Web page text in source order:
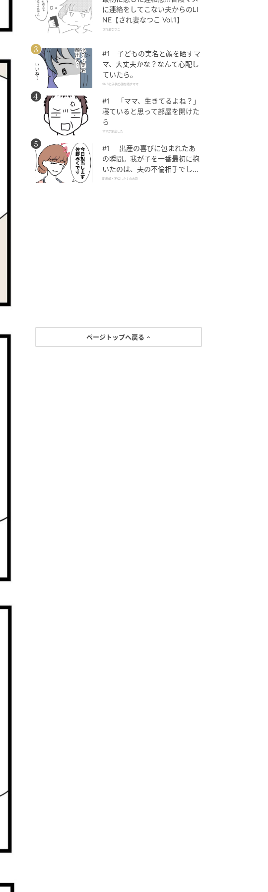
に連絡をしてこない夫からのLI
NE【され妻なつこ Vol.1】
され妻なつこ
#1 子どもの実名と顔を晒すマ
マ、大丈夫かな？なんて心配し
ていたら。
SNSに子供の顔を晒すママ
#1 「ママ、生きてるよね？」
寝ていると思って部屋を開けた
ら
ママが家出した
#1 出産の喜びに包まれたあ
の瞬間。我が子を一番最初に抱
いたのは、夫の不倫相手でし
た。
助産師と不倫した夫の末路
ページトップへ戻る